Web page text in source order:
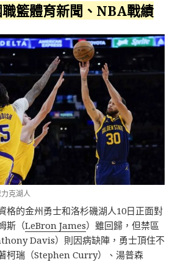
籃體育新聞、NBA戰績
克湖人
格的金州勇士和洛杉磯湖人10日正面對
斯（LeBron James）雖回歸，但禁區
Davis）則因病缺陣，勇士頂住不
柯瑞（Stephen Curry）、湯普森